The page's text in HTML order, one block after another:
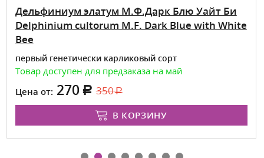
Дельфиниум элатум М.Ф.Дарк Блю Уайт Би
Delphinium cultorum M.F. Dark Blue with White
Bee
первый генетически карликовый сорт
Товар доступен для предзаказа на май
Цена от: 270 350
В КОРЗИНУ